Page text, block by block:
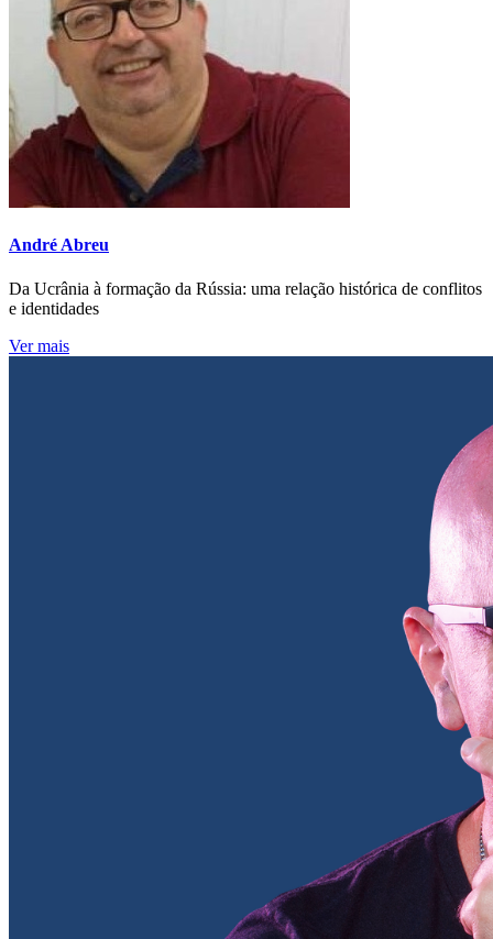
André Abreu
Da Ucrânia à formação da Rússia: uma relação histórica de conflitos
e identidades
Ver mais